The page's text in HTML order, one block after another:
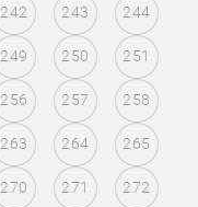
242 243 244
249 250 251
256 257 258
263 264 265
270 271 272